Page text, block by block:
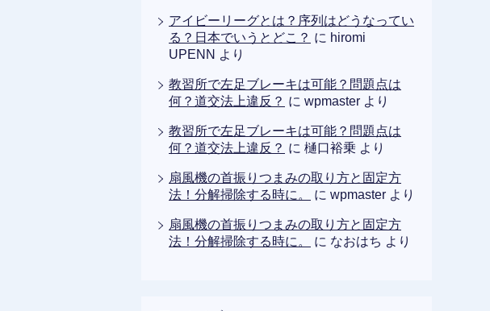
アイビーリーグとは？序列はどうなってい
る？日本でいうとどこ？ に hiromi
UPENN より
教習所で左足ブレーキは可能？問題点は
何？道交法上違反？ に wpmaster より
教習所で左足ブレーキは可能？問題点は
何？道交法上違反？ に 樋口裕乗 より
扇風機の首振りつまみの取り方と固定方
法！分解掃除する時に。
に wpmaster より
扇風機の首振りつまみの取り方と固定方
法！分解掃除する時に。
に なおはち より